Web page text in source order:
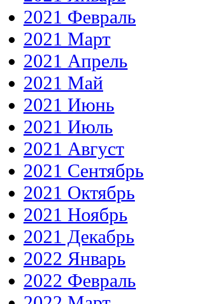
2021 Февраль
2021 Март
2021 Апрель
2021 Май
2021 Июнь
2021 Июль
2021 Август
2021 Сентябрь
2021 Октябрь
2021 Ноябрь
2021 Декабрь
2022 Январь
2022 Февраль